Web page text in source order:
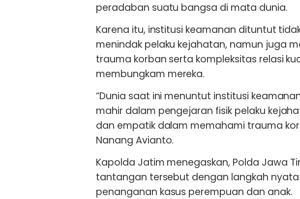
peradaban suatu bangsa di mata dunia.
Karena itu, institusi keamanan dituntut
menindak pelaku kejahatan, namun juga
trauma korban serta kompleksitas relasi
membungkam mereka.
“Dunia saat ini menuntut institusi
mahir dalam pengejaran fisik pelaku
dan empatik dalam memahami trauma
Nanang Avianto.
Kapolda Jatim menegaskan, Polda Jawa
tantangan tersebut dengan langkah
penanganan kasus perempuan dan anak.